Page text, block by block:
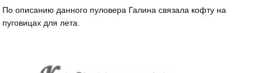
По описанию данного пуловера Галина связала кофту на
пуговицах для лета.